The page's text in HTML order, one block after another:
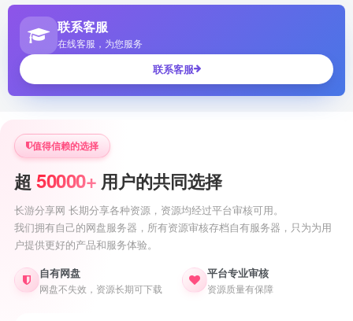
联系客服
在线客服，为您服务
联系客服
值得信赖的选择
超 50000+ 用户的共同选择
长游分享网 长期分享各种资源，资源均经过平台审核可用。
我们拥有自己的网盘服务器，所有资源审核存档自有服务器，只为为用
户提供更好的产品和服务体验。
自有网盘
网盘不失效，资源长期可下载
平台专业审核
资源质量有保障